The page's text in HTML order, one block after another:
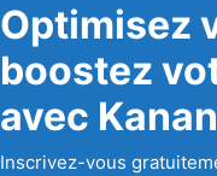
Optimisez
boostez
avec
Inscrivez-vous